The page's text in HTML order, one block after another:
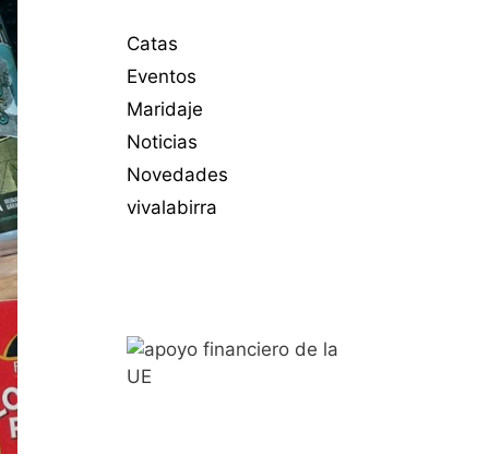
Catas
Eventos
Maridaje
Noticias
Novedades
vivalabirra